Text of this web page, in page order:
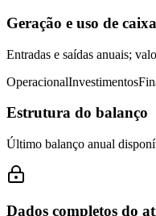
Geração e uso de caixa
Entradas e saídas anuais;
OperacionalInvestimentos
Estrutura do balanço
Último balanço anual
Dados completos do